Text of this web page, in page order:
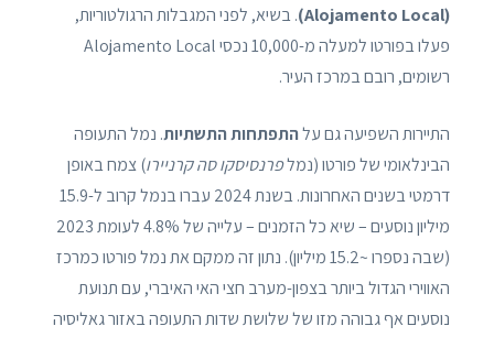
(Alojamento Local)
. בשיא, לפני המגבלות הרגולטוריות,
פעלו בפורטו למעלה מ-10,000 נכסי Alojamento Local
רשומים, רובם במרכז העיר.
התיירות השפיעה גם עלהתפתחות התשתיות. נמל התעופה
הבינלאומי של פורטו (נמלפרנסיסקו סה קרניירו) צמח באופן
דרמטי בשנים האחרונות. בשנת 2024 עברו בנמל קרוב ל-15.9
מיליון נוסעים – שיא כל הזמנים – עלייה של 4.8% לעומת 2023
(שבה נספרו ~15.2 מיליון). נתון זה ממקם את נמל פורטו כמרכז
האווירי הגדול ביותר בצפון-מערב חצי האי האיברי, עם תנועת
נוסעים אף גבוהה מזו של שלושת שדות התעופה באזור גאליסיה